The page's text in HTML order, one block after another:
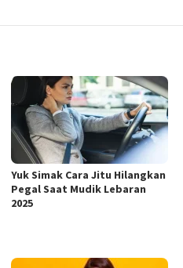
Yuk Simak Cara Jitu Hilangkan
Pegal Saat Mudik Lebaran
2025